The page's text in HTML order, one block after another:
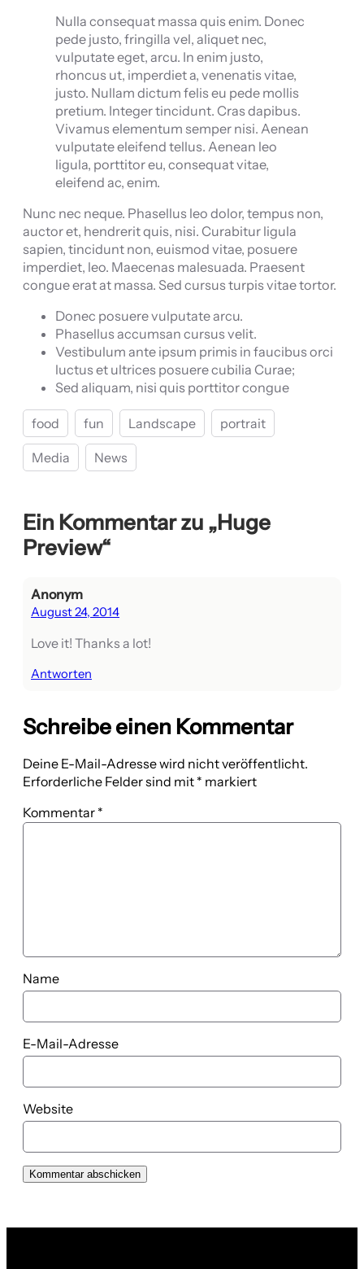
Nulla consequat massa quis enim. Donec
pede justo, fringilla vel, aliquet nec,
vulputate eget, arcu. In enim justo,
rhoncus ut, imperdiet a, venenatis vitae,
justo. Nullam dictum felis eu pede mollis
pretium. Integer tincidunt. Cras dapibus.
Vivamus elementum semper nisi. Aenean
vulputate eleifend tellus. Aenean leo
ligula, porttitor eu, consequat vitae,
eleifend ac, enim.
Nunc nec neque. Phasellus leo dolor, tempus non,
auctor et, hendrerit quis, nisi. Curabitur ligula
sapien, tincidunt non, euismod vitae, posuere
imperdiet, leo. Maecenas malesuada. Praesent
congue erat at massa. Sed cursus turpis vitae tortor.
Donec posuere vulputate arcu.
Phasellus accumsan cursus velit.
Vestibulum ante ipsum primis in faucibus orci
luctus et ultrices posuere cubilia Curae;
Sed aliquam, nisi quis porttitor congue
food fun Landscape portrait
Media News
Ein Kommentar zu „Huge
Preview“
Anonym
August 24, 2014
Love it! Thanks a lot!
Antworten
Schreibe einen Kommentar
Deine E-Mail-Adresse wird nicht veröffentlicht.
Erforderliche Felder sind mit * markiert
Kommentar *
Name
E-Mail-Adresse
Website